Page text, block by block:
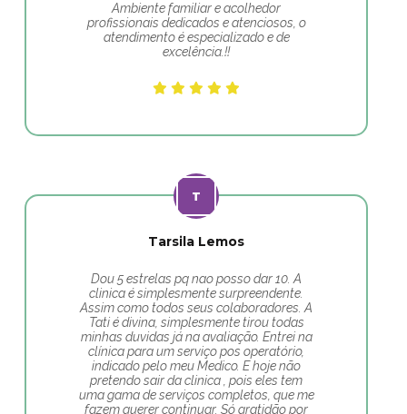
Ambiente familiar e acolhedor
profissionais dedicados e atenciosos, o
atendimento é especializado e de
excelência.!!
Tarsila Lemos
Dou 5 estrelas pq nao posso dar 10. A
clinica é simplesmente surpreendente.
Assim como todos seus colaboradores. A
Tati é divina, simplesmente tirou todas
minhas duvidas já na avaliação. Entrei na
clínica para um serviço pos operatório,
indicado pelo meu Medico. E hoje não
pretendo sair da clinica , pois eles tem
uma gama de serviços completos, que me
fazem querer continuar. Só gratidão por